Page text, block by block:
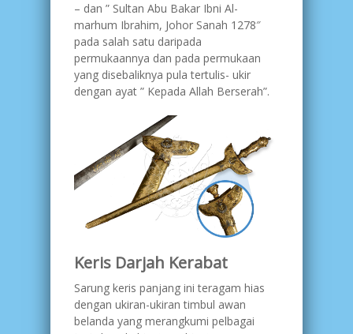
– dan ” Sultan Abu Bakar Ibni Al-
marhum Ibrahim, Johor Sanah 1278″
pada salah satu daripada
permukaannya dan pada permukaan
yang disebaliknya pula tertulis- ukir
dengan ayat ” Kepada Allah Berserah”.
Keris Darjah Kerabat
Sarung keris panjang ini teragam hias
dengan ukiran-ukiran timbul awan
belanda yang merangkumi pelbagai